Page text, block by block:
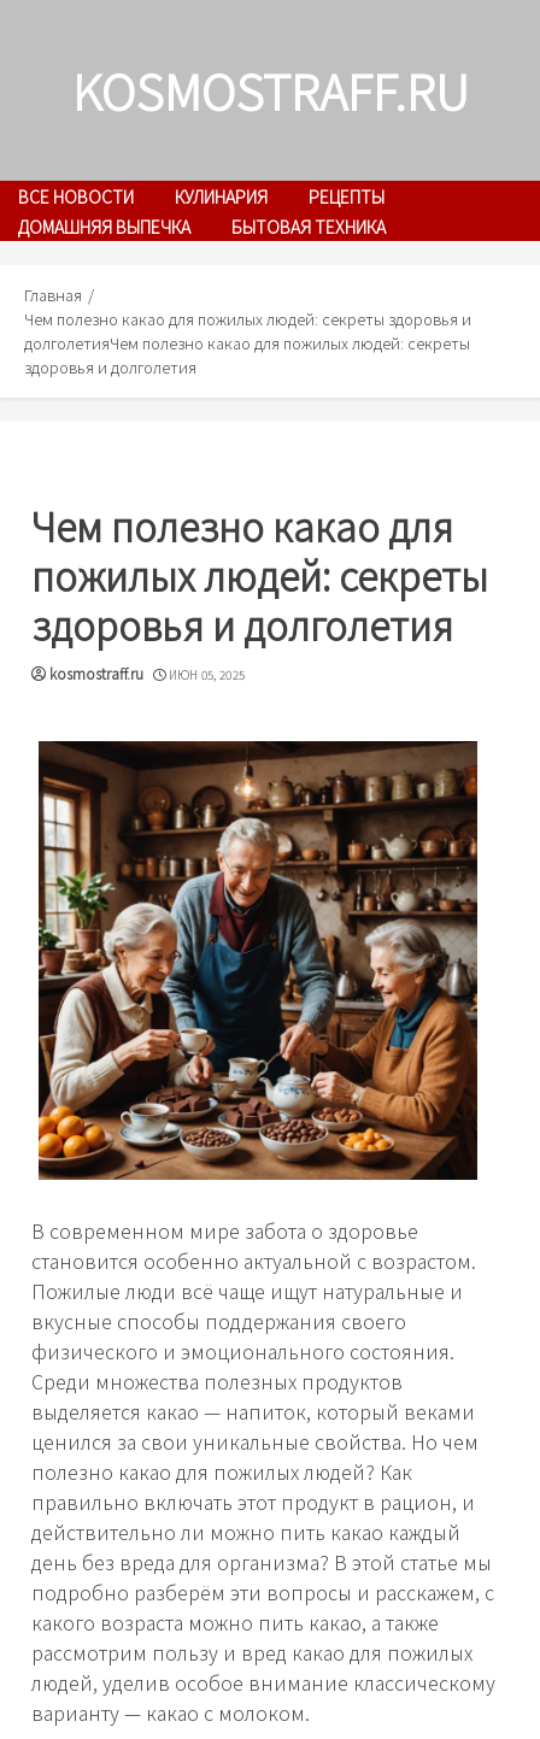
KOSMOSTRAFF.RU
ВСЕ НОВОСТИ КУЛИНАРИЯ
РЕЦЕПТЫ
ДОМАШНЯЯ ВЫПЕЧКА
БЫТОВАЯ ТЕХНИКА
Главная
Чем полезно какао для пожилых людей: секреты здоровья и
долголетияЧем полезно какао для пожилых людей: секреты
здоровья и долголетия
Чем полезно какао для
пожилых людей: секреты
здоровья и долголетия
kosmostraff.ru ИЮН 05, 2025
В современном мире забота о здоровье
становится особенно актуальной с возрастом.
Пожилые люди всё чаще ищут натуральные и
вкусные способы поддержания своего
физического и эмоционального состояния.
Среди множества полезных продуктов
выделяется какао — напиток, который веками
ценился за свои уникальные свойства. Но чем
полезно какао для пожилых людей? Как
правильно включать этот продукт в рацион, и
действительно ли можно пить какао каждый
день без вреда для организма? В этой статье мы
подробно разберём эти вопросы и расскажем, с
какого возраста можно пить какао, а также
рассмотрим пользу и вред какао для пожилых
людей, уделив особое внимание классическому
варианту — какао с молоком.